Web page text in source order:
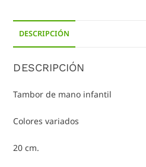
DESCRIPCIÓN
DESCRIPCIÓN
Tambor de mano infantil
Colores variados
20 cm.